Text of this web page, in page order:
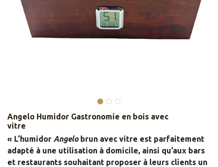
Angelo Humidor Gastronomie en bois avec
vitre
« L’humidor Angelobrun avec vitre est parfaitement
adapté à une utilisation à domicile, ainsi qu’aux bars
et restaurants souhaitant proposer à leurs clients un